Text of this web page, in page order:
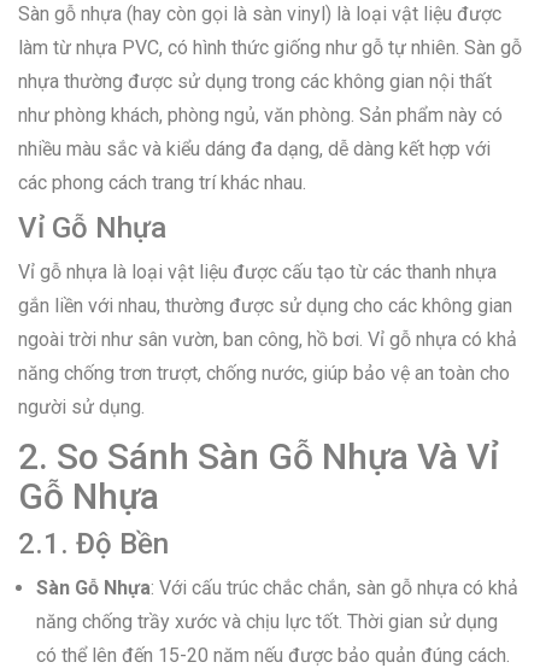
Sàn gỗ nhựa (hay còn gọi là sàn vinyl) là loại vật liệu được
làm từ nhựa PVC, có hình thức giống như gỗ tự nhiên. Sàn gỗ
nhựa thường được sử dụng trong các không gian nội thất
như phòng khách, phòng ngủ, văn phòng. Sản phẩm này có
nhiều màu sắc và kiểu dáng đa dạng, dễ dàng kết hợp với
các phong cách trang trí khác nhau.
Vỉ Gỗ Nhựa
Vỉ gỗ nhựa là loại vật liệu được cấu tạo từ các thanh nhựa
gắn liền với nhau, thường được sử dụng cho các không gian
ngoài trời như sân vườn, ban công, hồ bơi. Vỉ gỗ nhựa có khả
năng chống trơn trượt, chống nước, giúp bảo vệ an toàn cho
người sử dụng.
2. So Sánh Sàn Gỗ Nhựa Và Vỉ
Gỗ Nhựa
2.1. Độ Bền
Sàn Gỗ Nhựa: Với cấu trúc chắc chắn, sàn gỗ nhựa có khả
năng chống trầy xước và chịu lực tốt. Thời gian sử dụng
có thể lên đến 15-20 năm nếu được bảo quản đúng cách.